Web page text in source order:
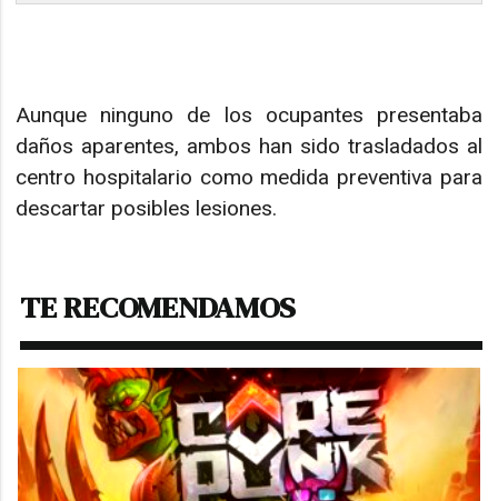
Aunque ninguno de los ocupantes presentaba
daños aparentes, ambos han sido trasladados al
centro hospitalario como medida preventiva para
descartar posibles lesiones.
TE RECOMENDAMOS